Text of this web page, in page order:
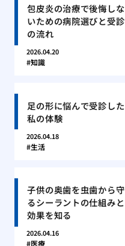
包皮炎の治療で後悔しな
いための病院選びと受診
の流れ
2026.04.20
知識
足の形に悩んで受診した
私の体験
2026.04.18
生活
子供の奥歯を虫歯から守
るシーラントの仕組みと
効果を知る
2026.04.16
医療